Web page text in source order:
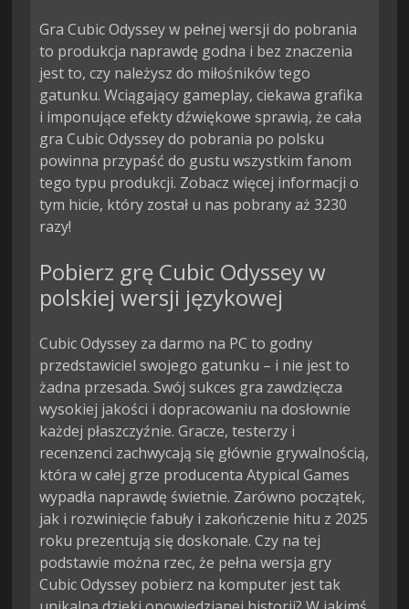
Gra Cubic Odyssey w pełnej wersji do pobrania
to produkcja naprawdę godna i bez znaczenia
jest to, czy należysz do miłośników tego
gatunku. Wciągający gameplay, ciekawa grafika
i imponujące efekty dźwiękowe sprawią, że cała
gra Cubic Odyssey do pobrania po polsku
powinna przypaść do gustu wszystkim fanom
tego typu produkcji. Zobacz więcej informacji o
tym hicie, który został u nas pobrany aż 3230
razy!
Pobierz grę Cubic Odyssey w
polskiej wersji językowej
Cubic Odyssey za darmo na PC to godny
przedstawiciel swojego gatunku – i nie jest to
żadna przesada. Swój sukces gra zawdzięcza
wysokiej jakości i dopracowaniu na dosłownie
każdej płaszczyźnie. Gracze, testerzy i
recenzenci zachwycają się głównie grywalnością,
która w całej grze producenta Atypical Games
wypadła naprawdę świetnie. Zarówno początek,
jak i rozwinięcie fabuły i zakończenie hitu z 2025
roku prezentują się doskonale. Czy na tej
podstawie można rzec, że pełna wersja gry
Cubic Odyssey pobierz na komputer jest tak